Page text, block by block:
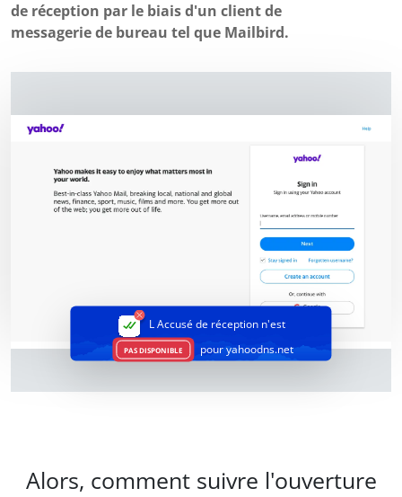
de réception par le biais d'un client de
messagerie de bureau tel que Mailbird.
L Accusé de réception n'est
PAS DISPONIBLE pour yahoodns.net
Alors, comment suivre l'ouverture